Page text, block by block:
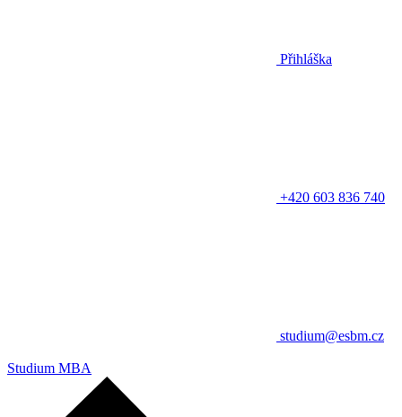
Přihláška
+420 603 836 740
studium@esbm.cz
Studium MBA